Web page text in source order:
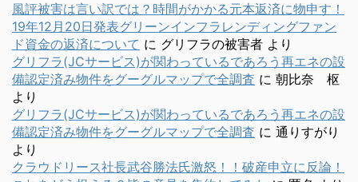
風評被害は言い訳では？時間がかかる元本返済に物申す！
19年12月20日発表グリーンインフラレンディングファン
ド資金の返済について に グリフラの被害者 より
グリフラ(JCサービス)が関わっているであろう再エネの設
備認定済み物件をグーグルマップで全調査 に 朝比奈 枢
より
グリフラ(JCサービス)が関わっているであろう再エネの設
備認定済み物件をグーグルマップで全調査 に 通りすがり
より
クラウドリース社長武谷勝法氏激怒！！破産申立に反論！